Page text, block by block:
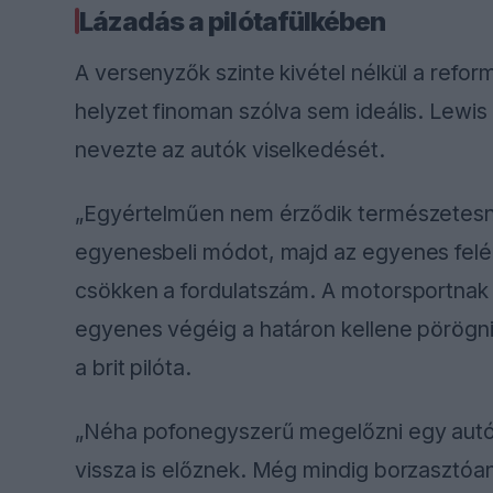
Lázadás a pilótafülkében
A versenyzők szinte kivétel nélkül a
helyzet finoman szólva sem ideális.
nevezte az autók viselkedését.
„Egyértelműen nem érződik
egyenesbeli módot, majd az egyenes
csökken a fordulatszám. A
egyenes végéig a határon kellene
a brit pilóta.
„Néha pofonegyszerű megelőzni egy
vissza is előznek. Még mindig